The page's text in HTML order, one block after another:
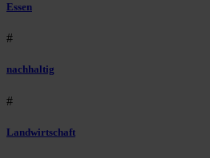
Essen
#
nachhaltig
#
Landwirtschaft